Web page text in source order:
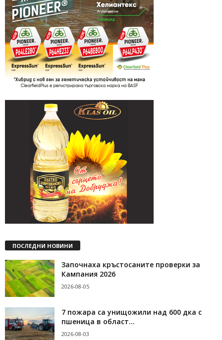
ПОСЛЕДНИ НОВИНИ
Започнаха кръстосаните проверки за
Кампания 2026
2026-08-05
7 пожара са унищожили над 600 дка с
пшеница в област...
2026-08-03